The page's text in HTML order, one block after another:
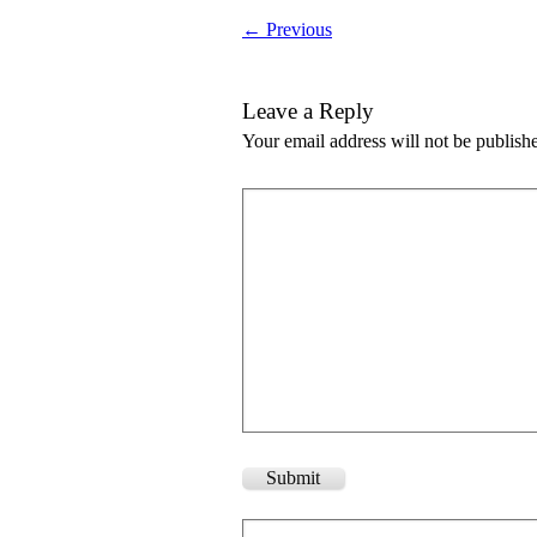
← Previous
Leave a Reply
Your email address will not be
Submit